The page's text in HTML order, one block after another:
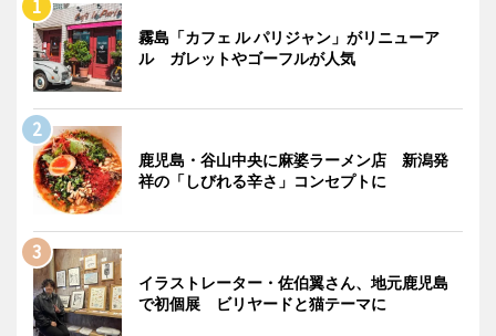
霧島「カフェ ル パリジャン」がリニューア
ル ガレットやゴーフルが人気
鹿児島・谷山中央に麻婆ラーメン店 新潟発
祥の「しびれる辛さ」コンセプトに
イラストレーター・佐伯翼さん、地元鹿児島
で初個展 ビリヤードと猫テーマに